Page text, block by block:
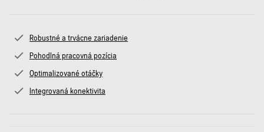
Robustné a trvácne zariadenie
Pohodlná pracovná pozícia
Optimalizované otáčky
Integrovaná konektivita